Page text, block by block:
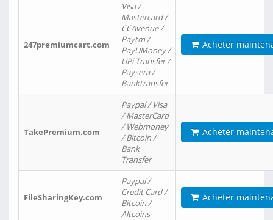
247premiumcart.com
Visa /
Mastercard /
CCAvenue /
Paytm /
PayUMoney /
UPi Transfer /
Paysera /
Banktransfer
Acheter
TakePremium.com
Paypal / Visa
/ MasterCard
/ Webmoney
/ Bitcoin /
Bank
Transfer
Acheter
FileSharingKey.com
Paypal /
Credit Card /
Bitcoin /
Altcoins
Acheter